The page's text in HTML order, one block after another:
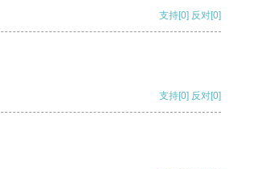
支持[0] 反对[0]
支持[0] 反对[0]